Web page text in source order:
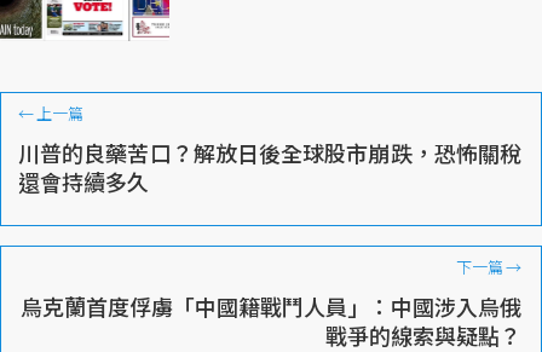
←上一篇
川普的良藥苦口？解放日後全球股市崩跌，恐怖關稅
還會持續多久
下一篇→
烏克蘭首度俘虜「中國籍戰鬥人員」：中國涉入烏俄
戰爭的線索與疑點？